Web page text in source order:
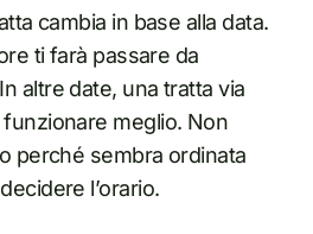
cambia in base alla data.
ti farà passare da
altre date, una tratta via
meglio. Non
perché sembra ordinata
l’orario.